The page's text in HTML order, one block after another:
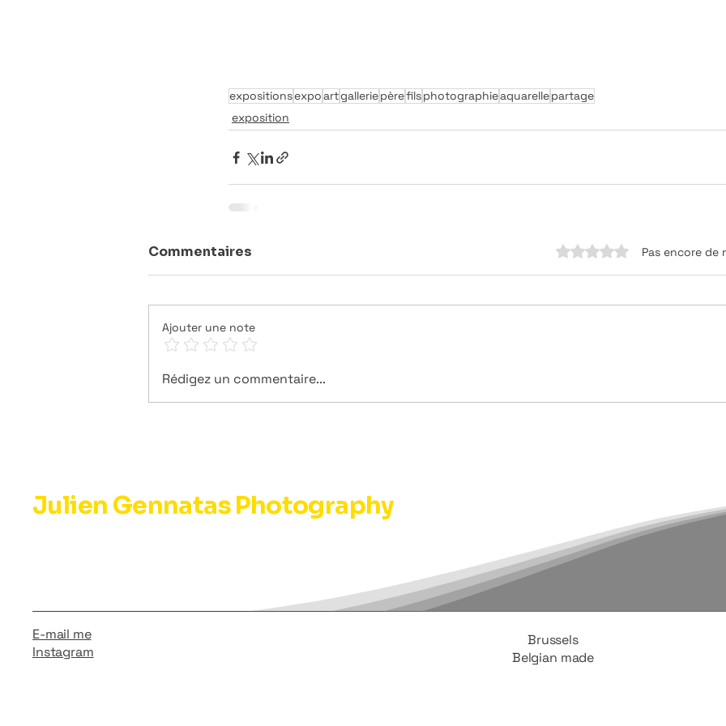
expositionsexpoartgalleriepèrefilsphotographieaquarellepartage
exposition
Commentaires Noté 0 étoile sur 5.
Pas encore de
Ajouter une note
Rédigez un commentaire...
Julien Gennatas Photography
E-mail me
Instagram
Brussels
Belgian made